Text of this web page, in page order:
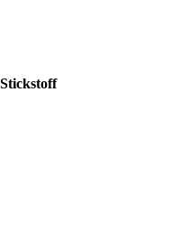
Stickstoff